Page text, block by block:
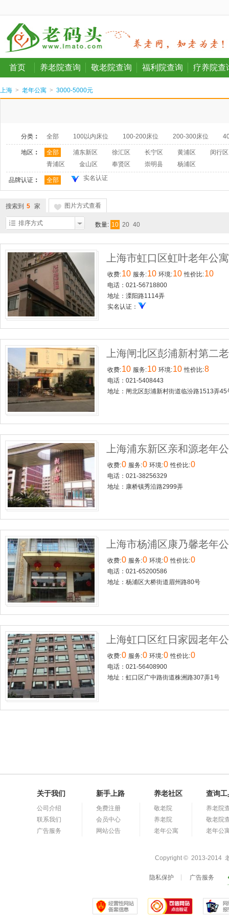
首页 养老院查询 敬老院查询 福利院查询 疗养院查
上海 > 老年公寓 > 3000-5000元
分类 ： 全部 100以内床位 100-200床位 200-300床位
地区 ： 全部 浦东新区 徐汇区 长宁区 黄浦区
闵行区
青浦区
金山区 奉贤区 崇明县 杨浦区
品牌认证 ： 全部 实名认证
搜索到 5 家 图片方式查看
排序方式 数量: 10 20 40
上海市虹口区虹叶老年公
收费:10 服务:10 环境:10 性价比:10
电话：021-56718800
地址：溧阳路1114弄
实名认证：
上海闸北区彭浦新村第二
收费:10 服务:10 环境:10 性价比:8
电话：021-5408443
地址：闸北区彭浦新村街道临汾路1513弄45
上海浦东新区亲和源老年
收费:0 服务:0 环境:0 性价比:0
电话：021-38256329
地址：康桥镇秀沿路2999弄
上海市杨浦区康乃馨老年
收费:0 服务:0 环境:0 性价比:0
电话：021-65200586
地址：杨浦区大桥街道眉州路80号
上海虹口区红日家园老年
收费:0 服务:0 环境:0 性价比:0
电话：021-56408900
地址：虹口区广中路街道株洲路307弄1号
关于我们
公司介绍
联系我们
广告服务
新手上路
免费注册
会员中心
网站公告
养老社区
敬老院
养老院
老年公寓
查询工
养老院
敬老院
老年公
Copyright © 2013-2014
隐私保护 广告服务